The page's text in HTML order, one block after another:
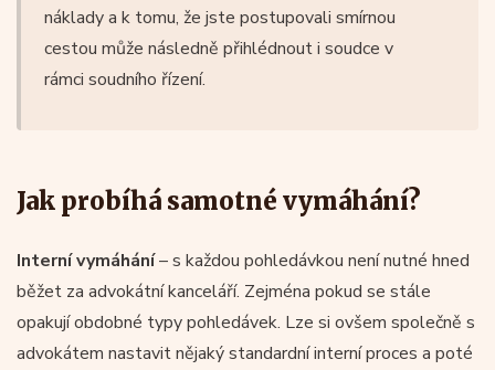
náklady a k tomu, že jste postupovali smírnou
cestou může následně přihlédnout i soudce v
rámci soudního řízení.
Jak probíhá samotné vymáhání?
Interní vymáhání– s každou pohledávkou není nutné hned
běžet za advokátní kanceláří. Zejména pokud se stále
opakují obdobné typy pohledávek. Lze si ovšem společně s
advokátem nastavit nějaký standardní interní proces a poté